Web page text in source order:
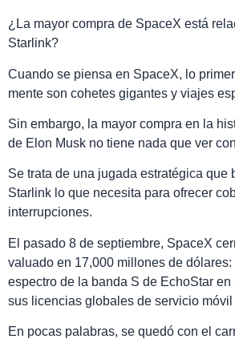
¿La mayor compra de SpaceX está
Starlink?
Cuando se piensa en SpaceX, lo
mente son cohetes gigantes y viajes
Sin embargo, la mayor compra en la
de Elon Musk no tiene nada que ver
Se trata de una jugada estratégica que
Starlink lo que necesita para ofrecer
interrupciones.
El pasado 8 de septiembre, SpaceX
valuado en 17,000 millones de dólares:
espectro de la banda S de EchoStar
sus licencias globales de servicio móvil
En pocas palabras, se quedó con el